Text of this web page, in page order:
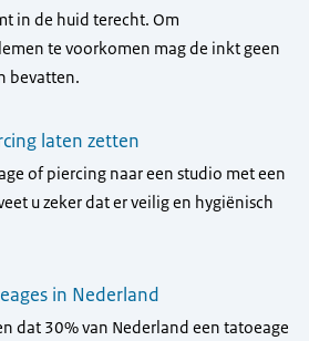
in de huid terecht. Om
te voorkomen mag de inkt geen
bevatten.
laten zetten
of piercing naar een studio met een
u zeker dat er veilig en hygiënisch
in Nederland
dat 30% van Nederland een tatoeage